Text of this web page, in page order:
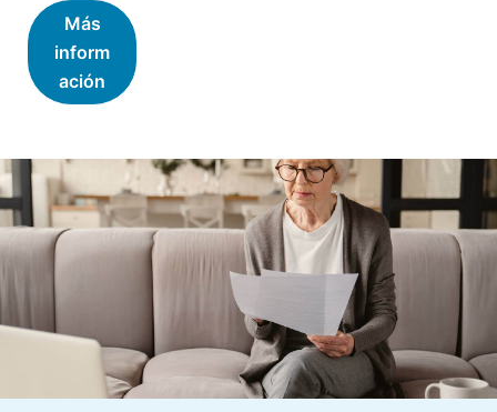
Más
inform
ación